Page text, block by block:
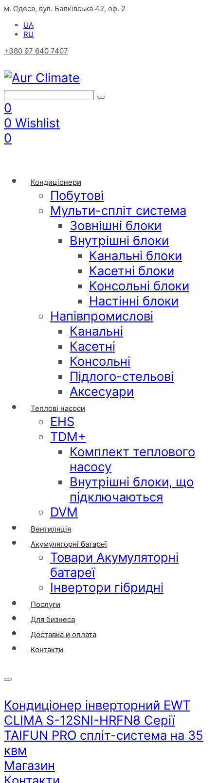
м. Одеса, вул. Балківська 42, оф. 2
UA
RU
+380 97 640 7407
0
0 Wishlist
0
Кондиціонери
Побутові
Мульти-спліт система
Зовнішні блоки
Внутрішні блоки
Канальні блоки
Касетні блоки
Консольні блоки
Настінні блоки
Напівпромислові
Канальні
Касетні
Консольні
Підлого-стельові
Аксесуари
Теплові насоси
EHS
TDM+
Комплект теплового
насосу
Внутрішні блоки, що
підключаються
DVM
Вентиляція
Акумуляторні батареї
Товари Акумуляторні
батареї
Інвертори гібридні
Послуги
Для бизнеса
Доставка и оплата
Контакти
Кондиціонер інверторний EWT
CLIMA S-12SNI-HRFN8 Серії
TAIFUN PRO спліт-система на 35
квм
Магазин